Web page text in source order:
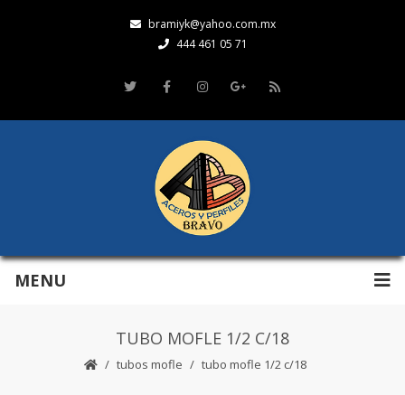
bramiyk@yahoo.com.mx
444 461 05 71
MENU
TUBO MOFLE 1/2 C/18
tubos mofle tubo mofle 1/2 c/18